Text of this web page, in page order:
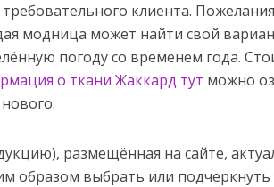
клиента.
модница может найти свой
погоду со временем года.
о ткани Жаккард тут можно
размещённая на сайте,
образом выбрать или